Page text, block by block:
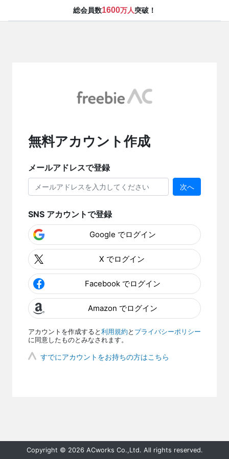
総会員数1600万人突破！
無料アカウント作成
メールアドレスで登録
次へ
SNS アカウントで登録
Google でログイン
X でログイン
Facebook でログイン
Amazon でログイン
アカウントを作成すると 利用規約 と プライバシーポリシー
に同意したものとみなされます。
すでにアカウントをお持ちの方はこちら
Copyright © 2026 ACworks Co.,Ltd. All rights reserved.